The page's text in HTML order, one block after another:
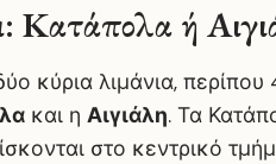
Κατάπολα ή
κύρια λιμάνια,
και η Αιγιάλη. Τα
στο κεντρικό